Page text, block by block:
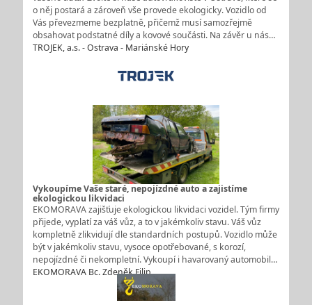
o něj postará a zároveň vše provede ekologicky. Vozidlo od
Vás převezmeme bezplatně, přičemž musí samozřejmě
obsahovat podstatné díly a kovové součásti. Na závěr u nás…
TROJEK, a.s. - Ostrava - Mariánské Hory
Vykoupíme Vaše staré, nepojízdné auto a zajistíme
ekologickou likvidaci
EKOMORAVA zajišťuje ekologickou likvidaci vozidel. Tým firmy
přijede, vyplatí za váš vůz, a to v jakémkoliv stavu. Váš vůz
kompletně zlikvidují dle standardních postupů. Vozidlo může
být v jakémkoliv stavu, vysoce opotřebované, s korozí,
nepojízdné či nekompletní. Vykoupí i havarovaný automobil…
EKOMORAVA Bc. Zdeněk Filip